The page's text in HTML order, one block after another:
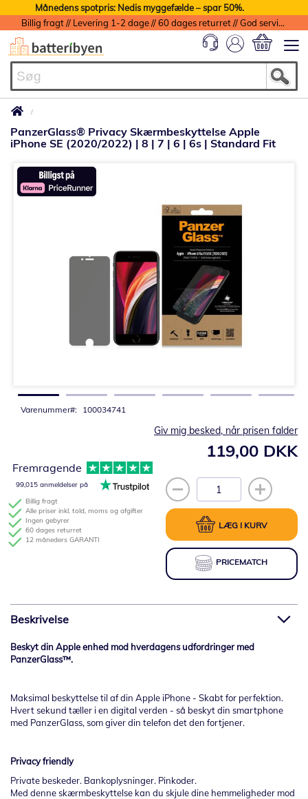
Månedens spotpris: Nedis myggefælde – spar 50%.
Billig fragt // Levering 1-2 dage // 60 dages returret // God service med garanti
PanzerGlass® Privacy Skærmbeskyttelse Apple
iPhone SE (2020/2022) | 8 | 7 | 6 | 6s | Standard Fit
Varenummer 100034741
119,00 DKK
Giv mig besked, når prisen falder
LÆG I KURV
PRICEMATCH
Billig fragt
Alle priser inkl. told, moms og afgifter
Ingen gebyrer
60 dages returret
12 måneders GARANTI
Fremragende
99,015 anmeldelser på
Gå
slutningen
billedgalleriet
Beskrivelse
Beskyt din Apple enhed mod hverdagens udfordringer med
PanzerGlass™.
Maksimal beskyttelse til af din Apple iPhone - Skabt for perfektion.
Hvert sekund tæller i en digital verden - så beskyt din smartphone
med PanzerGlass, som giver din telefon det den fortjener.
Privacy friendly
Private beskeder. Bankoplysninger. Pinkoder.
Med denne skærmbeskyttelse kan du skjule dine hemmeligheder mod